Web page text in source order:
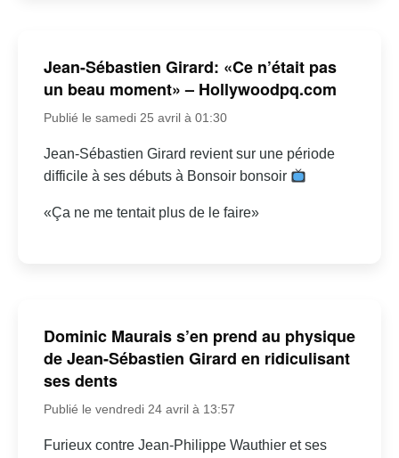
Jean-Sébastien Girard: «Ce n’était pas
un beau moment» – Hollywoodpq.com
Publié le samedi 25 avril à 01:30
Jean-Sébastien Girard revient sur une période
difficile à ses débuts à Bonsoir bonsoir
«Ça ne me tentait plus de le faire»
Dominic Maurais s’en prend au physique
de Jean-Sébastien Girard en ridiculisant
ses dents
Publié le vendredi 24 avril à 13:57
Furieux contre Jean-Philippe Wauthier et ses